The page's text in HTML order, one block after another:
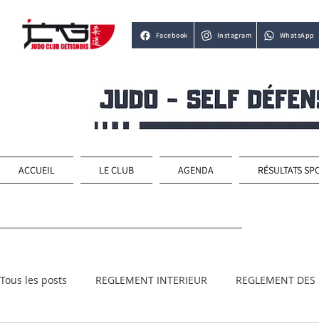
Facebook Instagram WhatsApp
ACCUEIL LE CLUB AGENDA RÉSULTATS
Tous les posts REGLEMENT INTERIEUR REGLEMENT DES